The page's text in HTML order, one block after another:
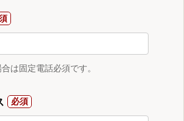
は固定電話必須です。